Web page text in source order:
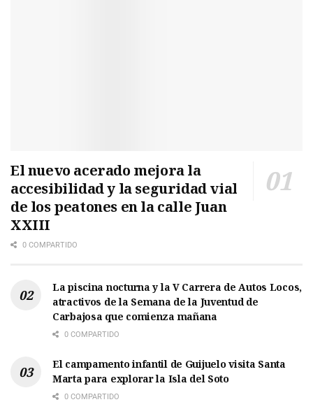
El nuevo acerado mejora la
accesibilidad y la seguridad vial
de los peatones en la calle Juan
XXIII
0 COMPARTIDO
La piscina nocturna y la V Carrera de Autos Locos,
atractivos de la Semana de la Juventud de
Carbajosa que comienza mañana
0 COMPARTIDO
El campamento infantil de Guijuelo visita Santa
Marta para explorar la Isla del Soto
0 COMPARTIDO